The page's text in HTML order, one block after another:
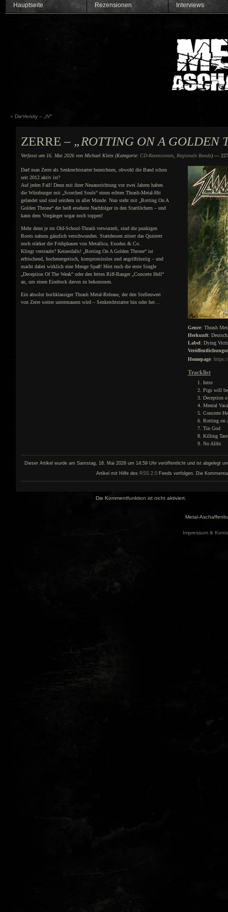
Hauptseite Rezensionen Interviews
« DieVersity – „ IV“
ZERRE – „ROTTING ON A GOLDEN
Verfasst am 16. Mai 2026 von Michael Klein (Kategorie: CD-Rezensionen Regionale Bands) —
Darf man Zerre als Senkrechtstarter bezeichnen, obwohl die Band schon
seit 2012 aktiv ist?
Auf jeden Fall! Denn mit ihrer Neuausrichtung vor zwei Jahren haben
die Würzburger mit „Scorched Souls“ einen echten Thrash-Metal-Hit
gelandet und sind seitdem in aller Munde. Nun steht mit „Rotting On A
Golden Throne“ der heiß ersehnte Nachfolger in den Startlöchern – und
kann dem Vorgänger sogar noch toppen!
Mehr denn je im Old-School-Thrash verwurzelt, sind die punkigen
Roots nahezu gänzlich verschwunden. Stattdessen zitiert das Quintett
noch stärker die Frühphasen von Metallica, Exodus & Co.
Klingt verstaubt? Keinesfalls! „Rotting On A Golden Throne“ ist
erfrischend, hochenergetisch, kompromisslos und angriffslustig – und
macht dabei wirklich eine Menge Spaß! Hört euch die erste Single
„Deception Of The Weak“ oder den fetten Riff-Banger „Concrete Hell“
an, um einen Eindruck davon zu bekommen.
Ein absolut hochklassiger Thrash Metal-Release, der den Stellenwert
von Zerre weiter untermauern wird – Senkrechtstarter hin oder her…
Genre: Thrash
Herkunft:
Label: Dying
Homepage:
Tracklist
Intro
Pigs will
Deception
Mental
Concrete
Rotting on
Tin God
Killing
No Alibi
Dieser Artikel wurde am Samstag, 16. Mai 2026 um 14:59 Uhr veröffentlicht und ist abgelegt
Artikel mit Hilfe des RSS 2.0 Feeds verfolgen. Die
Die Kommentfunktion ist nicht aktiviert.
Metal-
Impressum &